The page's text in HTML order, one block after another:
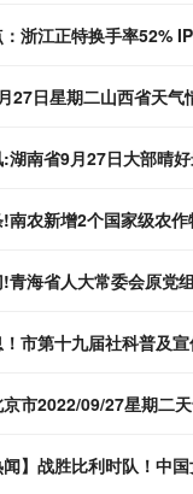
浙江正特换手率52%
27日星期二山西省天气
湖南省9月27日大部晴
南农新增2个国家级农
青海省人大常委会原党
市第十九届社科普及
市2022/09/27星期二
闻】战胜比利时队！中